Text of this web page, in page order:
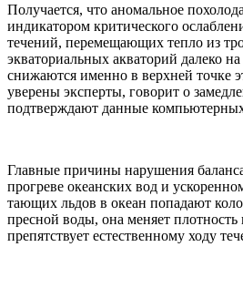
Получается, что аномальное
индикатором критического
течений, перемещающих тепло из
экваториальных акваторий далеко
снижаются именно в верхней точке
уверены эксперты, говорит о
подтверждают данные
Главные причины нарушения
прогреве океанских вод и
тающих льдов в океан попадают
пресной воды, она меняет
препятствует естественному ходу